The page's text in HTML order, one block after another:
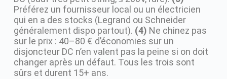
Préférez un fournisseur local ou un électricien
qui en a des stocks (Legrand ou Schneider
généralement dispo partout). (4) Ne chinez pas
sur le prix : 40–80 € d’économies sur un
disjoncteur DC n’en valent pas la peine si on doit
changer après un défaut. Tous les trois sont
sûrs et durent 15+ ans.